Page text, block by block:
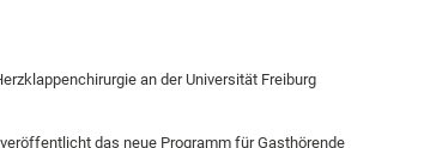
an der Universität Freiburg
das neue Programm für Gasthörende